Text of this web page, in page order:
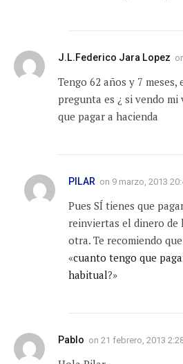
J.L.Federico Jara Lopez
Tengo 62 años y 7
pregunta es ¿ si vendo
que pagar a hacienda
PILAR on 9 marzo, 2013
Pues SÍ tienes que
reinviertas el dinero de
otra. Te recomiendo
«cuanto tengo que
habitual?»
Pablo on 21 febrero, 2013